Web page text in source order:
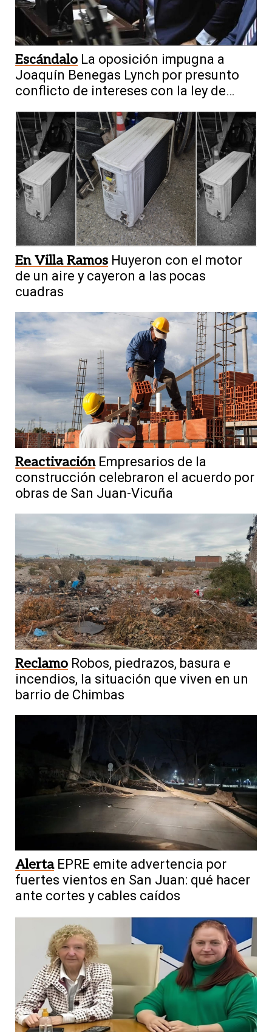
Escándalo La oposición impugna a
Joaquín Benegas Lynch por presunto
conflicto de intereses con la ley de
En Villa Ramos Huyeron con el motor
de un aire y cayeron a las pocas
cuadras
Reactivación Empresarios de la
construcción celebraron el acuerdo por
obras de San Juan-Vicuña
Reclamo Robos, piedrazos, basura e
incendios, la situación que viven en un
barrio de Chimbas
Alerta EPRE emite advertencia por
fuertes vientos en San Juan: qué hacer
ante cortes y cables caídos